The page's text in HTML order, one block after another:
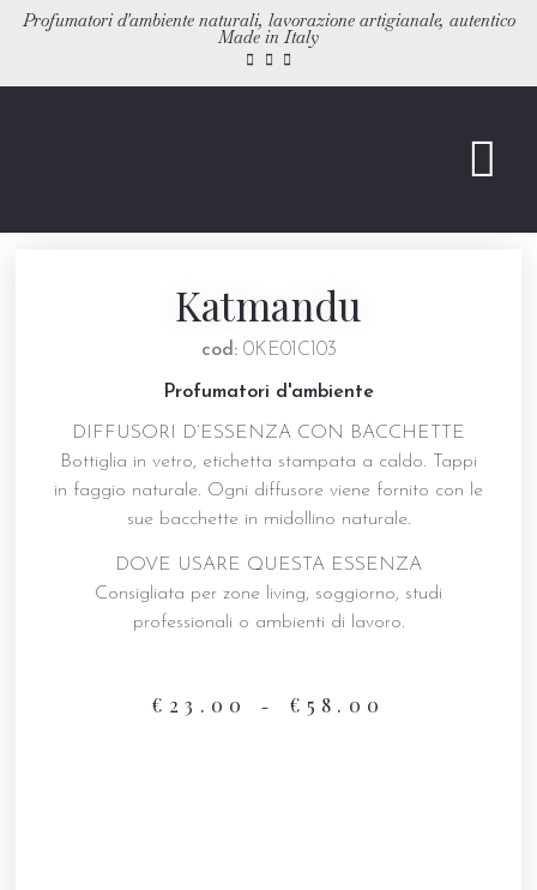
Profumatori d'ambiente naturali, lavorazione artigianale, autentico
Made in Italy
Katmandu
cod: 0KE01C103
Profumatori d'ambiente
DIFFUSORI D’ESSENZA CON BACCHETTE
Bottiglia in vetro, etichetta stampata a caldo. Tappi
in faggio naturale. Ogni diffusore viene fornito con le
sue bacchette in midollino naturale.
DOVE USARE QUESTA ESSENZA
Consigliata per zone living, soggiorno, studi
professionali o ambienti di lavoro.
€ 23.00 – € 58.00